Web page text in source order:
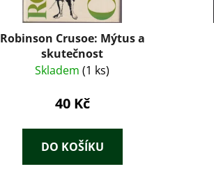
Robinson Crusoe: Mýtus a
skutečnost
Skladem(1 ks)
40 Kč
DO KOŠÍKU